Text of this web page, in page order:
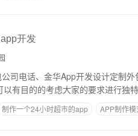
开发
金华App开发设计定制外包公司哪个技术
有目的的考虑大家的要求进行独
制作一个24小时超市的app APP制作模